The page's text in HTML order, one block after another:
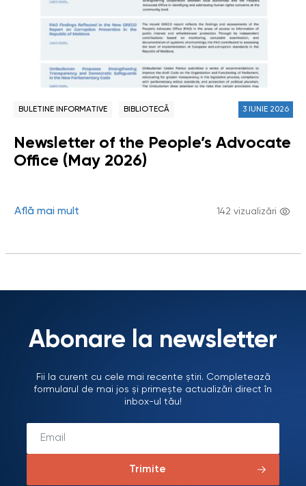
BULETINE INFORMATIVE BIBLIOTECĂ 3 IUNIE 2026
Newsletter of the People’s Advocate
Office (May 2026)
Află mai mult 142 vizualizări
Abonare la newsletter
Fii la curent cu cele mai recente știri. Completează
formularul de mai jos și primește actualizări direct în
inbox-ul tău!
Trimite